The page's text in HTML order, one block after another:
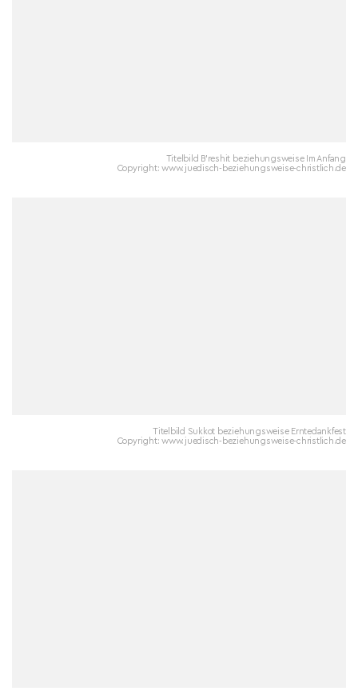
Titelbild B'reshit beziehungsweise Im Anfang
Copyright: www.juedisch-beziehungsweise-christlich.de
Titelbild Sukkot beziehungsweise Erntedankfest
Copyright: www.juedisch-beziehungsweise-christlich.de